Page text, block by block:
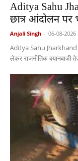
Aditya Sahu
छात्र आंदोलन पर
Anjali Singh - 06-08-2026
Aditya Sahu
लेकर राजनीतिक बयानबाज़ी